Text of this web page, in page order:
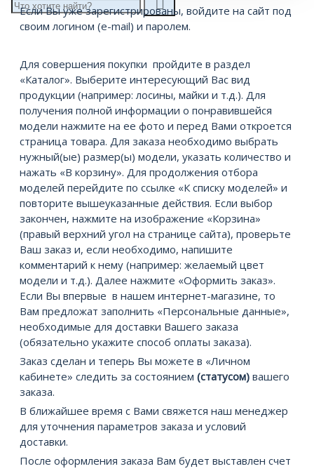
Если Вы уже зарегистрированы, войдите на сайт под
своим логином (e-mail) и паролем.
Для совершения покупки пройдите в раздел
«Каталог». Выберите интересующий Вас вид
продукции (например: лосины, майки и т.д.). Для
получения полной информации о понравившейся
модели нажмите на ее фото и перед Вами откроется
страница товара. Для заказа необходимо выбрать
нужный(ые) размер(ы) модели, указать количество и
нажать «В корзину». Для продолжения отбора
моделей перейдите по ссылке «К списку моделей» и
повторите вышеуказанные действия. Если выбор
закончен, нажмите на изображение «Корзина»
(правый верхний угол на странице сайта), проверьте
Ваш заказ и, если необходимо, напишите
комментарий к нему (например: желаемый цвет
модели и т.д.). Далее нажмите «Оформить заказ».
Если Вы впервые в нашем интернет-магазине, то
Вам предложат заполнить «Персональные данные»,
необходимые для доставки Вашего заказа
(обязательно укажите способ оплаты заказа).
Заказ сделан и теперь Вы можете в «Личном
кабинете» следить за состоянием (статусом) вашего
заказа.
В ближайшее время с Вами свяжется наш менеджер
для уточнения параметров заказа и условий
доставки.
После оформления заказа Вам будет выставлен счет